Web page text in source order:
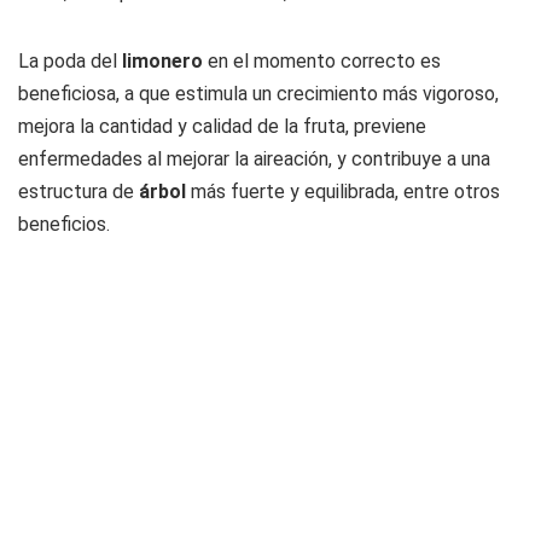
La poda del limonero en el momento correcto es
beneficiosa, a que estimula un crecimiento más vigoroso,
mejora la cantidad y calidad de la fruta, previene
enfermedades al mejorar la aireación, y contribuye a una
estructura de árbol más fuerte y equilibrada, entre otros
beneficios.